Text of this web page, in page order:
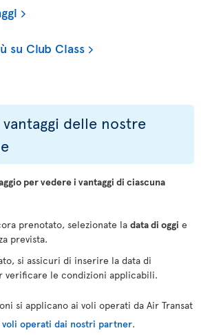
su Club Class
delle nostre
per vedere i vantaggi di ciascuna
prenotato, selezionate la data di oggi e
prevista.
si assicuri di inserire la data di
verificare le condizioni applicabili.
si applicano ai voli operati da Air Transat
voli operati dai nostri partner.